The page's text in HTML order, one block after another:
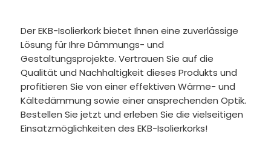
Der EKB-Isolierkork bietet Ihnen eine zuverlässige
Lösung für Ihre Dämmungs- und
Gestaltungsprojekte. Vertrauen Sie auf die
Qualität und Nachhaltigkeit dieses Produkts und
profitieren Sie von einer effektiven Wärme- und
Kältedämmung sowie einer ansprechenden Optik.
Bestellen Sie jetzt und erleben Sie die vielseitigen
Einsatzmöglichkeiten des EKB-Isolierkorks!